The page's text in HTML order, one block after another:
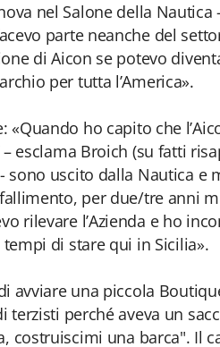
nel Salone della
parte neanche del
di Aicon se potevo
per tutta l’America».
«Quando ho capito che
– esclama Broich (su fatti
uscito dalla Nautica e
per due/tre anni
rilevare l’Azienda e ho
di stare qui in Sicilia».
avviare una piccola
terzisti perché aveva un
costruiscimi una barca". Il